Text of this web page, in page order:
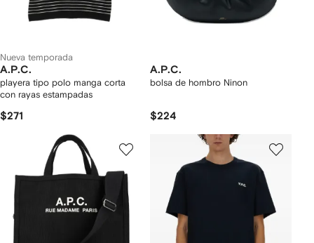
Nueva temporada
A.P.C.
playera tipo polo manga corta
con rayas estampadas
$271
A.P.C.
bolsa de hombro Ninon
$224